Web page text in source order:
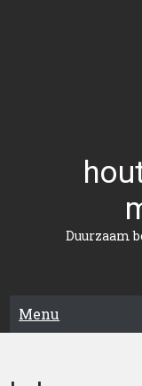
Duurzaam
Menu